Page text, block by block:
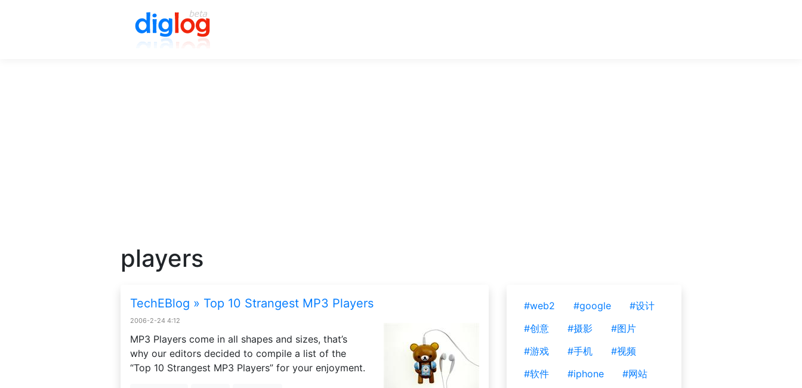
players
TechEBlog » Top 10 Strangest MP3 Players
2006-2-24 4:12
MP3 Players come in all shapes and sizes, that’s
why our editors decided to compile a list of the
“Top 10 Strangest MP3 Players” for your enjoyment.
#web2 #google
#设计
#创意
#摄影
#图片
#游戏
#手机
#视频
#软件
#iphone
#网站